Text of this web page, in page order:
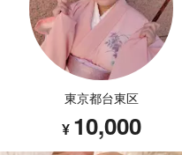
東京都台東区
¥ 10,000